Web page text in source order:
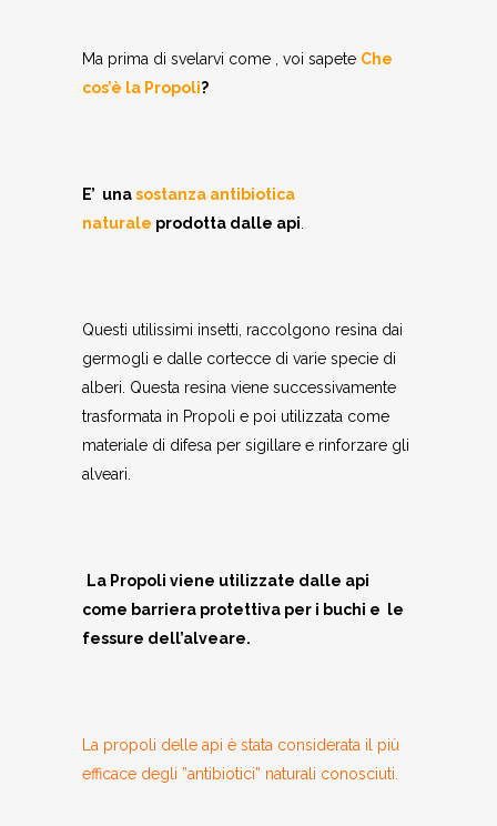
Ma prima di svelarvi come , voi sapete Che
cos’è la Propoli?
E’ unasostanza antibiotica
naturale prodotta dalle api
Questi utilissimi insetti, raccolgono resina dai
germogli e dalle cortecce di varie specie di
alberi. Questa resina viene successivamente
trasformata in Propoli e poi utilizzata come
materiale di difesa per sigillare e rinforzare gli
alveari.
La Propoli viene utilizzate dalle api
come barriera protettiva per i buchi e le
fessure dell’alveare.
La propoli delle api è stata considerata il più
efficace degli ”antibiotici” naturali conosciuti.